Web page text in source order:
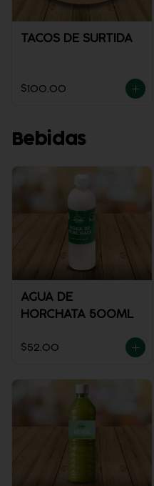
TACOS DE SURTIDA
$100.00
Bebidas
AGUA DE
HORCHATA 500ML
$52.00